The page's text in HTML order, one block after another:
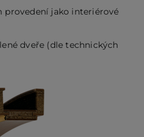
provedení jako interiérové
dveře (dle technických